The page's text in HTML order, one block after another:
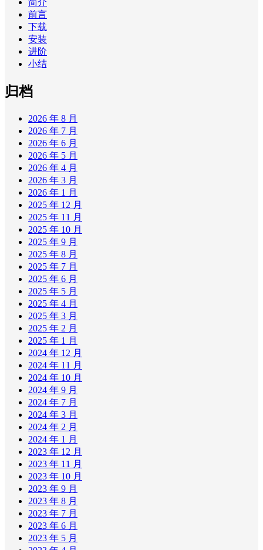
简介
前言
下载
安装
进阶
小结
归档
2026 年 8 月
2026 年 7 月
2026 年 6 月
2026 年 5 月
2026 年 4 月
2026 年 3 月
2026 年 1 月
2025 年 12 月
2025 年 11 月
2025 年 10 月
2025 年 9 月
2025 年 8 月
2025 年 7 月
2025 年 6 月
2025 年 5 月
2025 年 4 月
2025 年 3 月
2025 年 2 月
2025 年 1 月
2024 年 12 月
2024 年 11 月
2024 年 10 月
2024 年 9 月
2024 年 7 月
2024 年 3 月
2024 年 2 月
2024 年 1 月
2023 年 12 月
2023 年 11 月
2023 年 10 月
2023 年 9 月
2023 年 8 月
2023 年 7 月
2023 年 6 月
2023 年 5 月